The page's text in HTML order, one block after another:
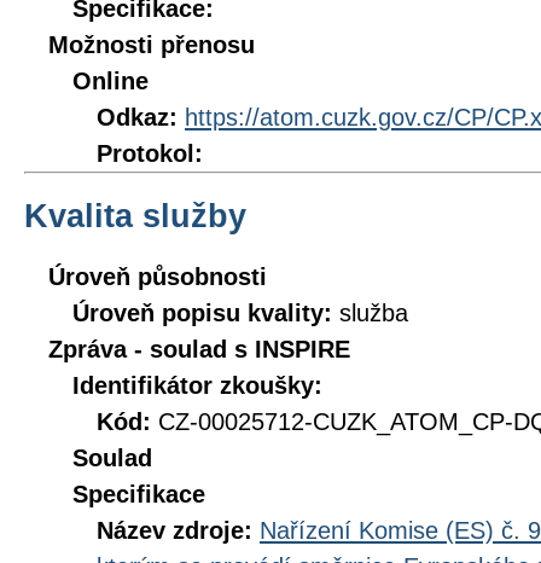
Specifikace:
Možnosti přenosu
Online
Odkaz: https://atom.cuzk.gov.cz/CP/
Protokol:
Kvalita služby
Úroveň působnosti
Úroveň popisu kvality: služba
Zpráva - soulad s INSPIRE
Identifikátor zkoušky:
Kód: CZ-00025712-CUZK_ATOM_CP-
Soulad
Specifikace
Název zdroje: Nařízení Komise (ES) č.